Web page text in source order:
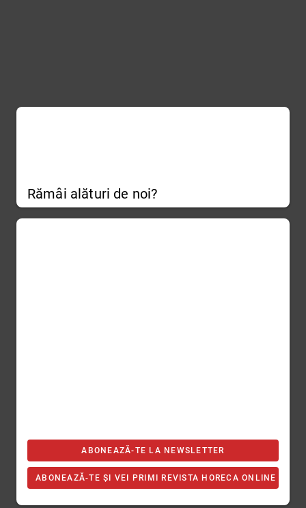
Rămâi alături de noi?
ABONEAZĂ-TE LA NEWSLETTER
ABONEAZĂ-TE ȘI VEI PRIMI REVISTA HORECA ONLINE